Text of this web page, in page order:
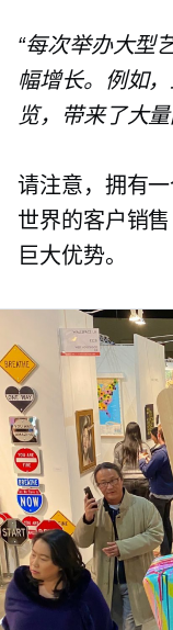
“每次举办大型
幅增长。例如
览，带来了大
请注意，拥有
世界的客户销售
巨大优势。